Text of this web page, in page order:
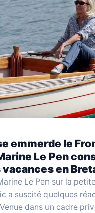
emmerde le
Le Pen
en
Le Pen sur la
a suscité quelques
dans un cadre